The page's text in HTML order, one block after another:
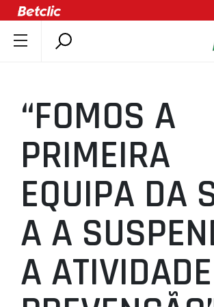
ÚLTIMAS
COMPETIÇÕES
ASSOCIAÇÕES
CLUBES
AGENTES
AGENDA
SELEÇÕES
MINIBASQUETE
“FOMOS A
PRIMEIRA
EQUIPA DA
A A
A